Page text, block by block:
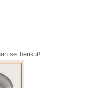
sel berikut!